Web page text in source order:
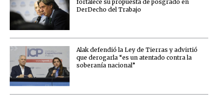
fortalece su propuesta de posgrado en
DerDecho del Trabajo
Alak defendió la Ley de Tierras y advirtió
que derogarla “es un atentado contra la
soberanía nacional”